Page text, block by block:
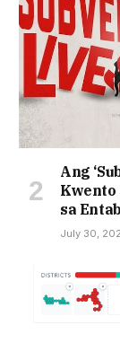
Ang
Kwento
sa
July 30,